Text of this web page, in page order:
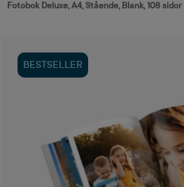
Fotobok Deluxe, A4, Stående, Blank, 108 sidor
BESTSELLER